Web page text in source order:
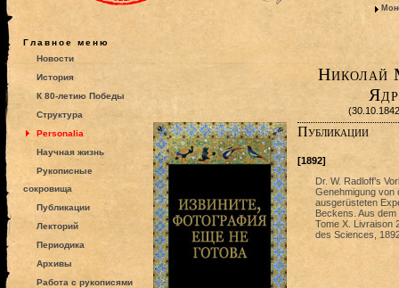
Главное меню
Новости
История
К 80-летию Победы
Структура
Personalia
Научная жизнь
Рукописные
сокровища
Публикации
Лекторий
Периодика
Архивы
Работа с рукописями
Николай
Публикации
[1892]
Dr. W. Radloff’s
Genehmigung von
ausgerüsteten
Beckens. Aus
Tome X. Livraison
des Sciences,